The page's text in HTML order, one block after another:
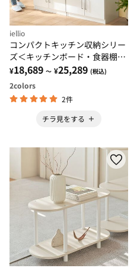
iellio
コンパクトキッチン収納シリー
ズ＜キッチンボード・食器棚・
家電収納＞
¥18,689 ～ ¥25,289 (税込)
2colors
2件
チラ見をする